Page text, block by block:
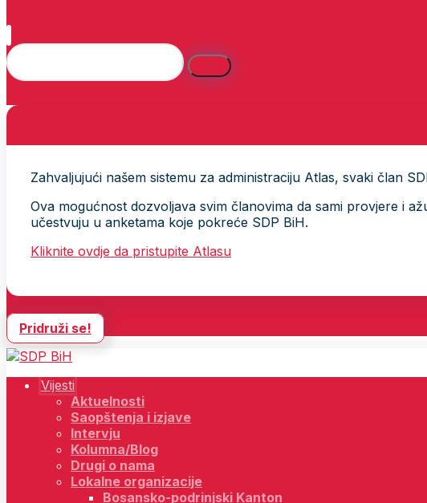
Zahvaljujući našem sistemu za administraciju Atlas, svaki član
Ova mogućnost dozvoljava svim članovima da sami provjere i
učestvuju u anketama koje pokreće SDP BiH.
Kliknite ovdje da pristupite Atlasu
Pridruži se!
Vijesti
Aktuelnosti
Saopštenja i izjave
Intervju
Kolumna/Blog
Drugi o nama
Lokalne organizacije
Bosansko-podrinjski Kanton